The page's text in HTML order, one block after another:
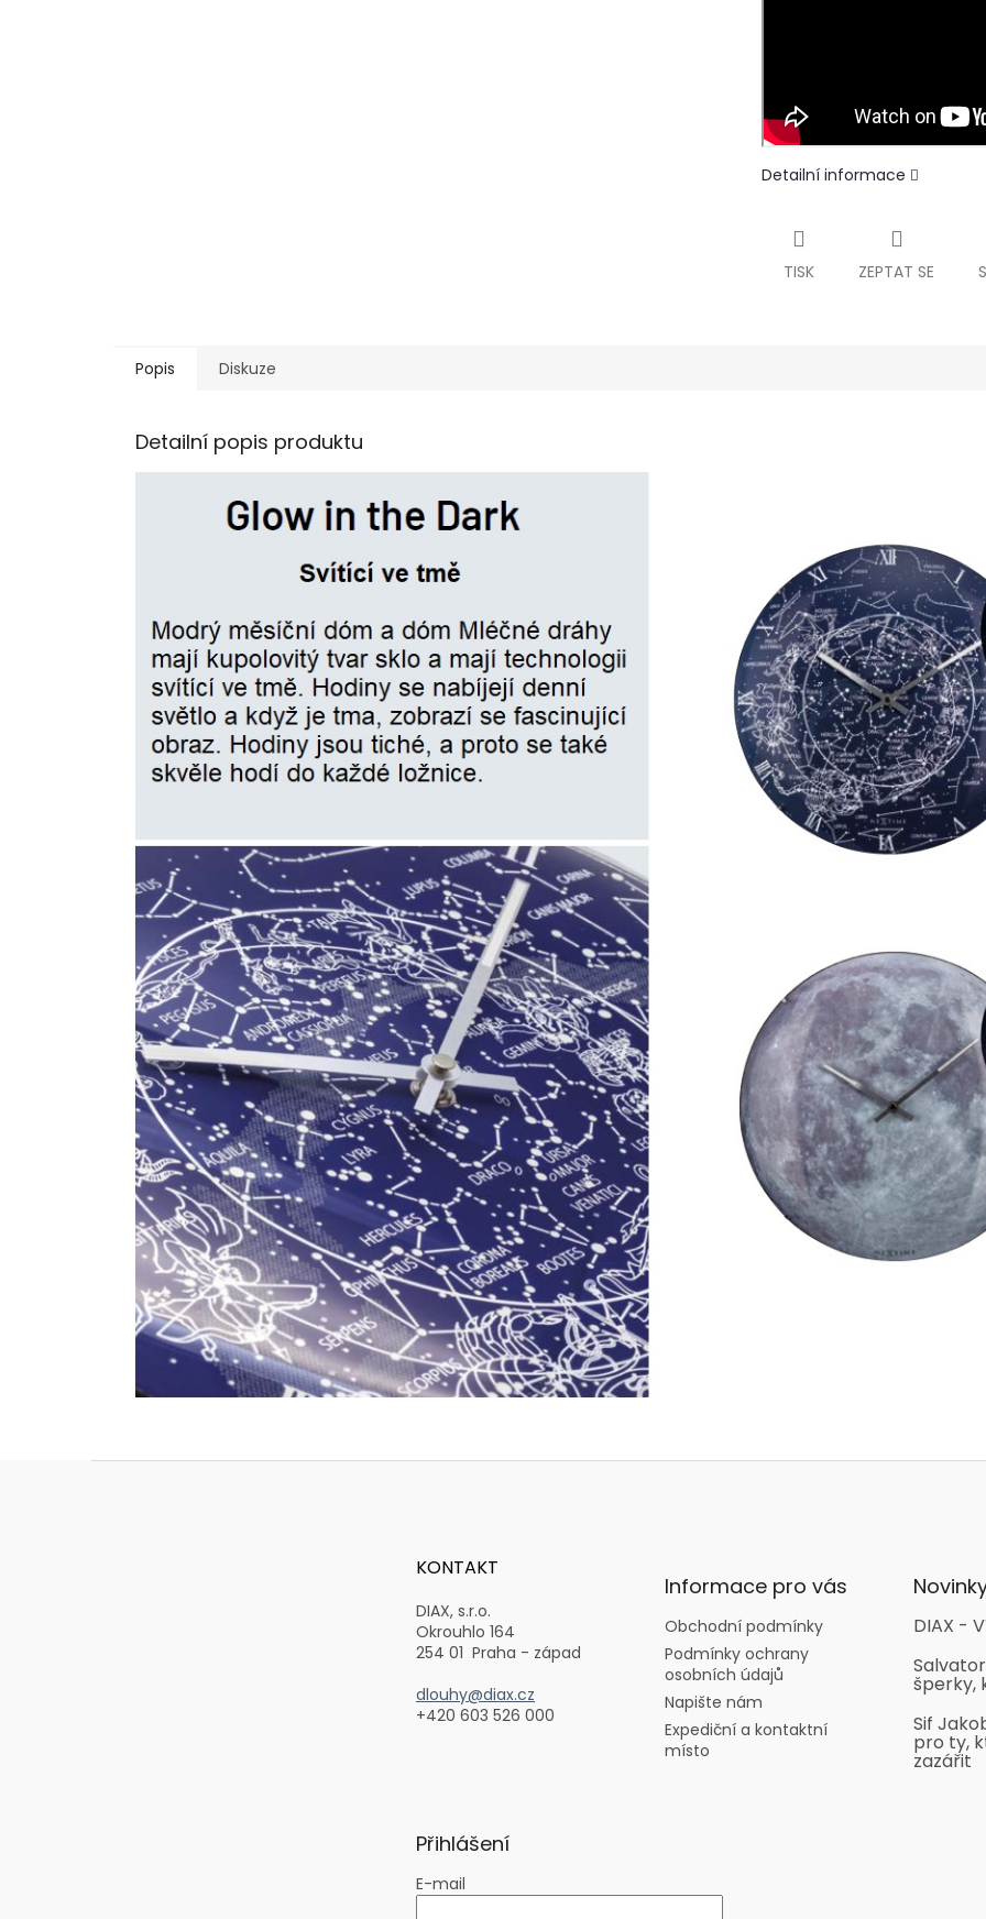
Detailní informace
TISK ZEPTAT SE
Popis Diskuze
Detailní popis produktu
KONTAKT
DIAX, s.r.o.
Okrouhlo 164
254 01 Praha - západ
dlouhy@diax.cz
+420 603 526 000
Informace pro vás
Obchodní podmínky
Podmínky ochrany
osobních údajů
Napište nám
Expediční a kontaktní
místo
DIAX -
šperky,
Sif
pro ty,
zazářit
Přihlášení
E-mail